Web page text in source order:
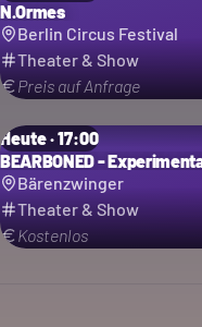
N.Ormes
Berlin Circus Festival
Theater & Show
Preis auf Anfrage
Heute · 17:00
BEARBONED -
Bärenzwinger
Theater & Show
Kostenlos